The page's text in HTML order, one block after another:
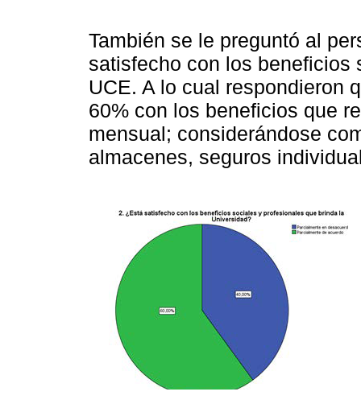
También se le preguntó al
satisfecho con los beneficios
UCE. A lo cual respondieron
60% con los beneficios que
mensual; considerándose
almacenes, seguros